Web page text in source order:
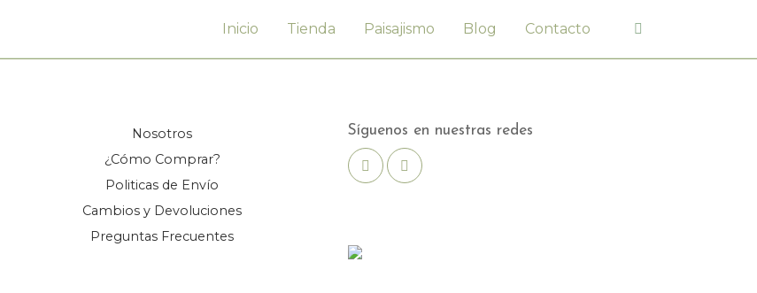
Inicio Tienda Paisajismo Blog Contacto
Nosotros
¿Cómo Comprar?
Politicas de Envío
Cambios y Devoluciones
Preguntas Frecuentes
Síguenos en nuestras redes